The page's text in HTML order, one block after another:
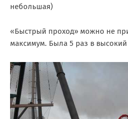
небольшая)
«Быстрый проход» можно не
максимум. Была 5 раз в высокий